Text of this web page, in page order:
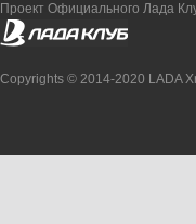
Проект Официального Лада
Copyrights © 2014-2020 LADA